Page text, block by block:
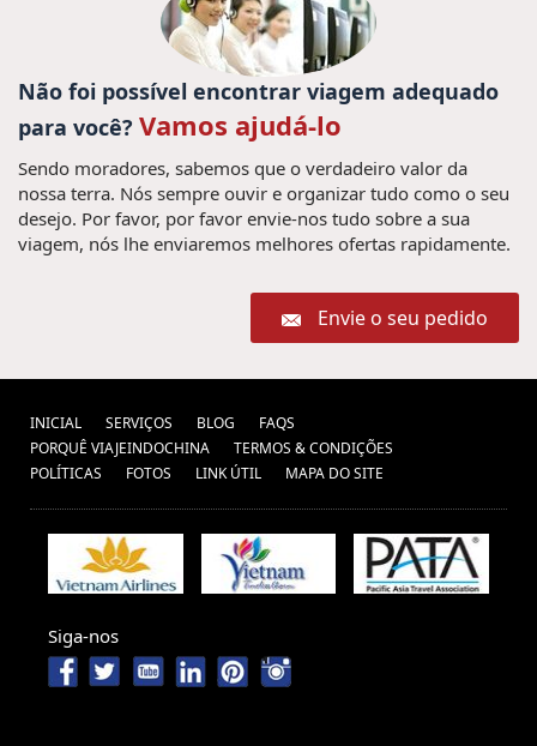
Não foi possível encontrar viagem adequado
para você? Vamos ajudá-lo
Sendo moradores, sabemos que o verdadeiro valor da
nossa terra. Nós sempre ouvir e organizar tudo como o seu
desejo. Por favor, por favor envie-nos tudo sobre a sua
viagem, nós lhe enviaremos melhores ofertas rapidamente.
Envie o seu pedido
INICIAL SERVIÇOS BLOG
FAQS
PORQUÊ VIAJEINDOCHINA
TERMOS & CONDIÇÕES
POLÍTICAS
FOTOS LINK ÚTIL MAPA DO SITE
Siga-nos